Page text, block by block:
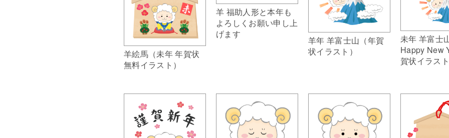
羊絵馬（未年 年賀状
無料イラスト）
羊 福助人形と本年も
よろしくお願い申し上
げます
羊年 羊富士山（年賀
状イラスト）
未年 羊富士
Happy New
賀状イラス